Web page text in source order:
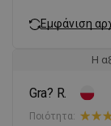
Εμφάνιση
Η
Gra? R.
Ποιότητα: